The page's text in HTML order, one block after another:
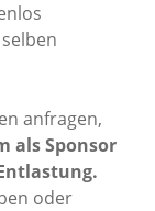
anfragen,
als Sponsor
oder